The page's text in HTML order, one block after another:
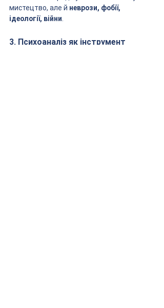
мистецтво, але й неврози, фобії,
ідеології, війни
3. Психоаналіз як інструмент